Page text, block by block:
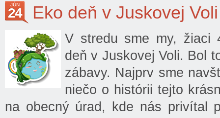
JÚN
24 Eko deň v Juskovej Voli
V stredu sme my, žiaci
deň v Juskovej Voli. Bol
zábavy. Najprv sme
niečo o histórii tejto
na obecný úrad, kde nás privítal